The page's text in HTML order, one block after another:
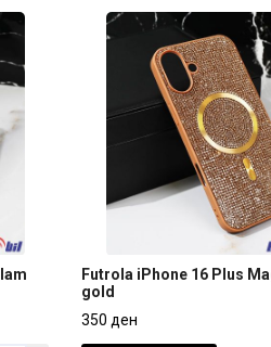
Futrola iPhone 16 Plus
Futrola iPhone 16 Plus
gold
350 ден